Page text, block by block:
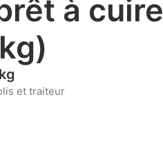
à cuire
et traiteur